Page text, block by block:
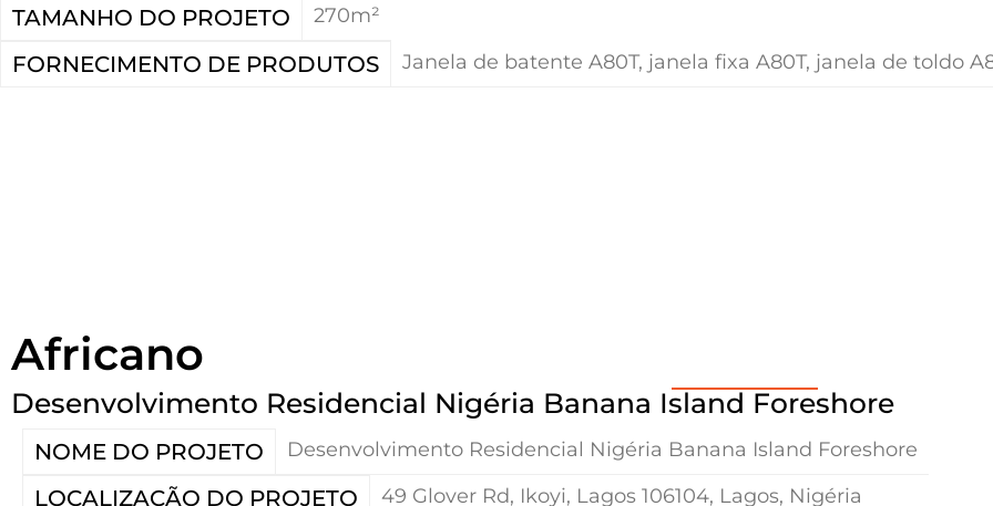
TAMANHO DO PROJETO 270m²
FORNECIMENTO DE PRODUTOS Janela de batente A80T, janela fixa A80T, janela de toldo
Africano
Desenvolvimento Residencial Nigéria Banana Island Foreshore
NOME DO PROJETO Desenvolvimento Residencial Nigéria Banana Island Foreshore
LOCALIZAÇÃO DO PROJETO 49 Glover Rd, Ikoyi, Lagos 106104, Lagos, Nigéria